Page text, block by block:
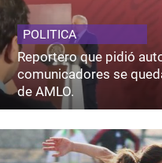
POLITICA
Reportero que pidió
comunicadores se
de AMLO.